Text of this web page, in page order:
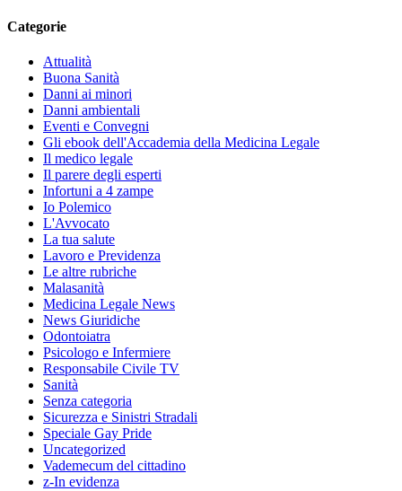
Categorie
Attualità
Buona Sanità
Danni ai minori
Danni ambientali
Eventi e Convegni
Gli ebook dell'Accademia della Medicina Legale
Il medico legale
Il parere degli esperti
Infortuni a 4 zampe
Io Polemico
L'Avvocato
La tua salute
Lavoro e Previdenza
Le altre rubriche
Malasanità
Medicina Legale News
News Giuridiche
Odontoiatra
Psicologo e Infermiere
Responsabile Civile TV
Sanità
Senza categoria
Sicurezza e Sinistri Stradali
Speciale Gay Pride
Uncategorized
Vademecum del cittadino
z-In evidenza